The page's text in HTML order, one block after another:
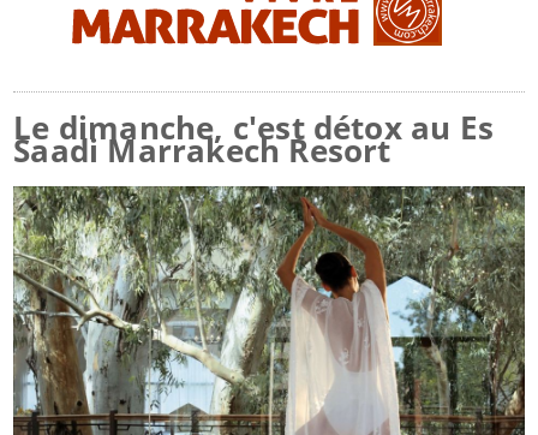
Le dimanche, c'est détox au Es
Saadi Marrakech Resort